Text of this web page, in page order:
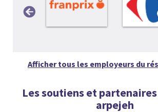
Afficher tous les employeurs du
Les soutiens et
arpejeh